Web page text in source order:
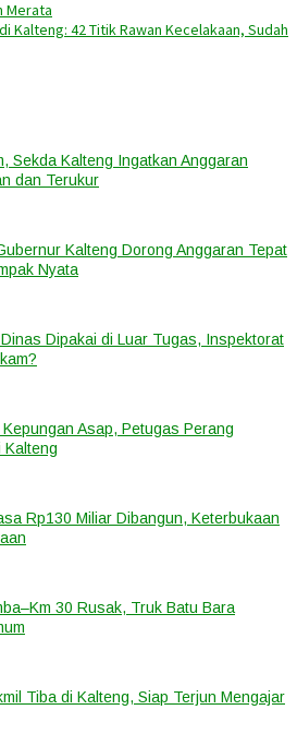
Merata
Kalteng: 42 Titik Rawan Kecelakaan, Sudah
Sekda Kalteng Ingatkan Anggaran
dan Terukur
Kalteng Dorong Anggaran Tepat
Nyata
Dipakai di Luar Tugas, Inspektorat
Asap, Petugas Perang
Kalteng
Rp130 Miliar Dibangun, Keterbukaan
30 Rusak, Truk Batu Bara
Tiba di Kalteng, Siap Terjun Mengajar